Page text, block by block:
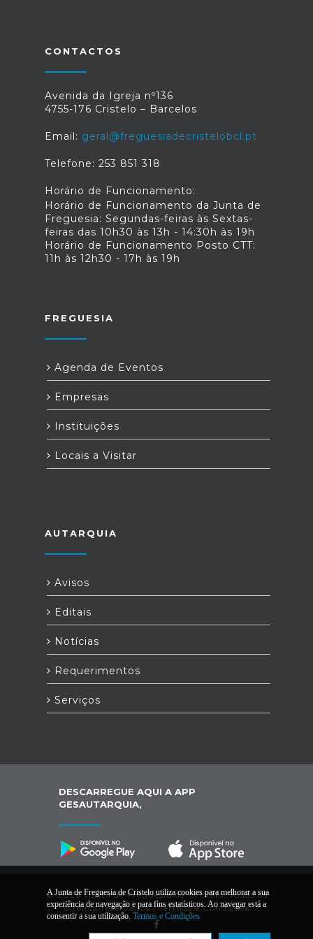
CONTACTOS
Avenida da Igreja nº136
4755-176 Cristelo – Barcelos
Email: geral@freguesiadecristelobcl.pt
Telefone: 253 851 318
Horário de Funcionamento:
Horário de Funcionamento da Junta de
Freguesia: Segundas-feiras às Sextas-
feiras das 10h30 às 13h - 14:30h às 19h
Horário de Funcionamento Posto CTT:
11h às 12h30 - 17h às 19h
FREGUESIA
Agenda de Eventos
Empresas
Instituições
Locais a Visitar
AUTARQUIA
Avisos
Editais
Notícias
Requerimentos
Serviços
DESCARREGUE AQUI A APP
GESAUTARQUIA,
© 2026 Junta de Freguesia de Cristelo. Todos os
direitos reservados |Termos e Condições
A Junta de Freguesia de Cristelo utiliza cookies para melhorar a sua
experiência de navegação e para fins estatísticos. Ao navegar está a
consentir a sua utilização. Termos e Condições